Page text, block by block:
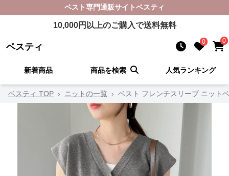
ベスト専門通販サイトベスティ
10,000円以上のご購入で送料無料
ベスティ 0 0
新着商品 商品を検索 人気ランキング
ベスティ TOP › ニットの一覧 › ベスト フレンチスリーブ ニット